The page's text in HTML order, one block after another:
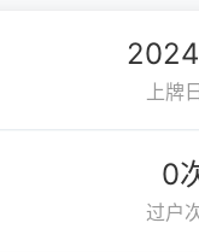
上牌
0
过户